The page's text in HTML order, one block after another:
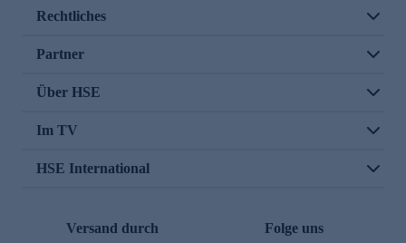
Rechtliches
Partner
Über HSE
Im TV
HSE International
Versand durch Folge uns